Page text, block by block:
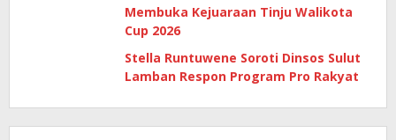
Membuka Kejuaraan Tinju Walikota
Cup 2026
Stella Runtuwene Soroti Dinsos Sulut
Lamban Respon Program Pro Rakyat